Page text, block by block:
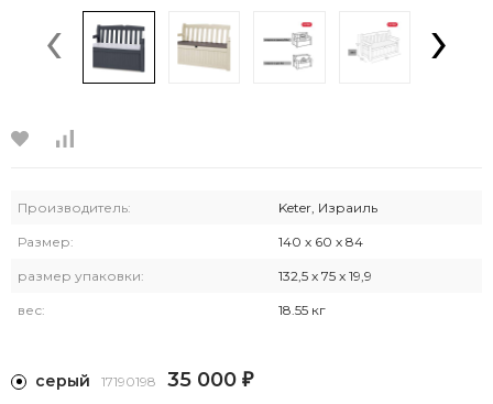
‹ ›
Производитель: Keter, Израиль
Размер: 140 х 60 х 84
размер упаковки: 132,5 x 75 x 19,9
вес: 18.55 кг
серый 17190198 35 000 ₽